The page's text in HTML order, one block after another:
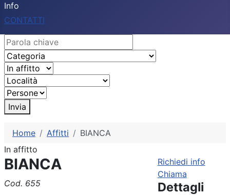
Info
CONTATTI
Invia
Home Affitti
BIANCA
In affitto
BIANCA
Cod. 655
Richiedi info
Chiama
Dettagli